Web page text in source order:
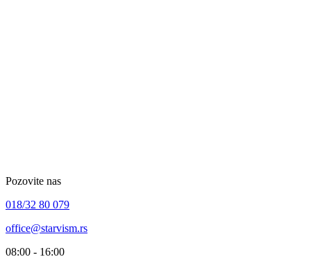
Pozovite nas
018/32 80 079
office@starvism.rs
08:00 - 16:00